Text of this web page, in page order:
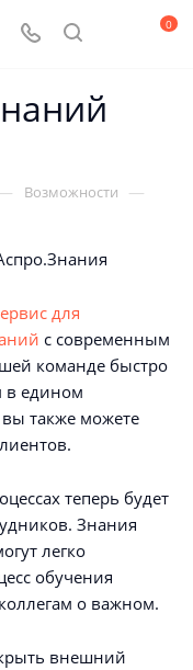
0
Возможности —
для
с современным
команде быстро
в едином
также можете
теперь будет
Знания
легко
обучения
о важном.
внешний